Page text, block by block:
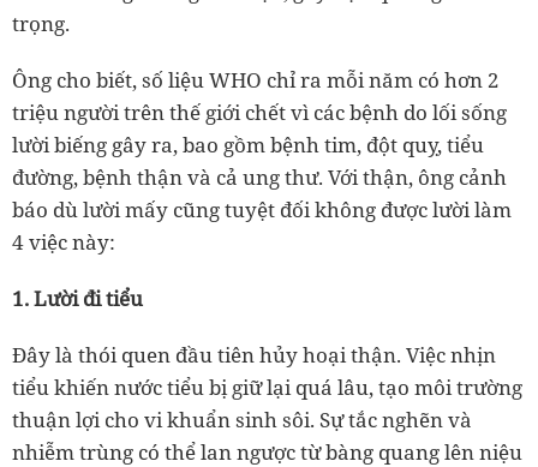
trọng.
Ông cho biết, số liệu WHO chỉ ra mỗi năm có hơn 2
triệu người trên thế giới chết vì các bệnh do lối sống
lười biếng gây ra, bao gồm bệnh tim, đột quỵ, tiểu
đường, bệnh thận và cả ung thư. Với thận, ông cảnh
báo dù lười mấy cũng tuyệt đối không được lười làm
4 việc này:
1. Lười đi tiểu
Đây là thói quen đầu tiên hủy hoại thận. Việc nhịn
tiểu khiến nước tiểu bị giữ lại quá lâu, tạo môi trường
thuận lợi cho vi khuẩn sinh sôi. Sự tắc nghẽn và
nhiễm trùng có thể lan ngược từ bàng quang lên niệu